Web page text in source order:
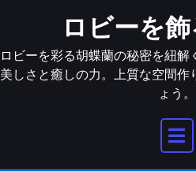
content
ロビーを
ロビーを彩る胡蝶蘭の秘密を紐
美しさと癒しの力。上質な空間作
ょう。